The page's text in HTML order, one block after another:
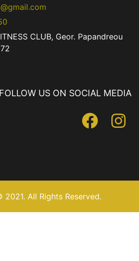
CLUB, Geor. Papandreou
FOLLOW US ON SOCIAL MEDIA
All Rights Reserved.